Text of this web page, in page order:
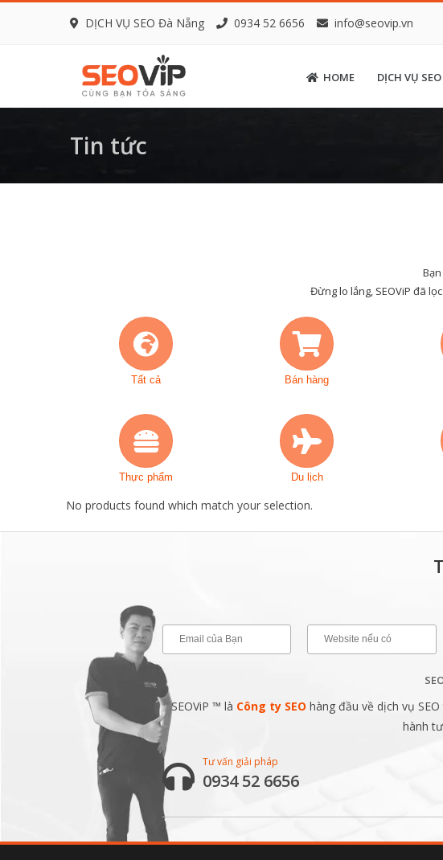
DỊCH VỤ SEO Đà Nẵng 0934 52 6656 info@seovip.vn
HOME DỊCH VỤ
Tin tức
Đừng lo lắng, SEOViP đã
Tất cả Bán hàng
Thực phẩm Du lịch
No products found which match your selection.
SEOViP ™ là Công ty SEO hàng đầu về dịch vụ
hành
Tư vấn giải pháp
0934 52 6656